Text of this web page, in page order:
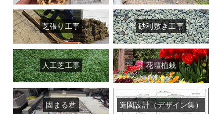
芝張り工事 砂利敷き工事
人工芝工事 花壇植栽
固まる君 造園設計（デザイン集）